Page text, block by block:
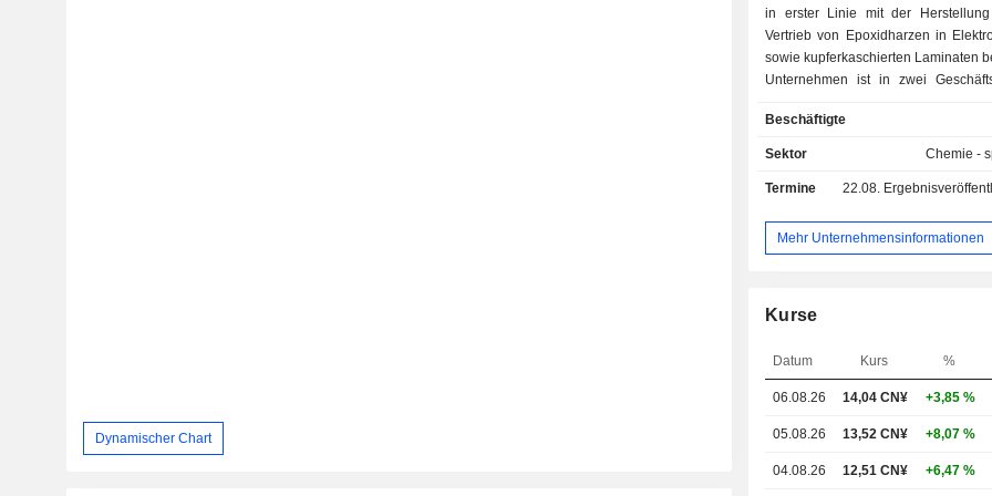
Dynamischer Chart
in erster Linie mit der
Vertrieb von Epoxidharzen in
sowie kupferkaschierten Laminaten
Unternehmen ist in zwei
sich hauptsächlich mit der
Vertrieb von flammhemmenden
lösungsmittelbasierten
„Kupferkaschierte Laminate“
hauptsächlich mit der Herstellung
Mehrschichtplatinen sowie von
Produkte des
hauptsächlich Anwendung in den
Unterhaltungselektronik,
Elektronikgeräte,
Beschäftigte
Sektor Chemie -
Termine 22.08.
Mehr Unternehmensinformationen
Kurse
Datum Kurs %
06.08.26 14,04 CN¥ +3,85 %
05.08.26 13,52 CN¥ +8,07 %
04.08.26 12,51 CN¥ +6,47 %